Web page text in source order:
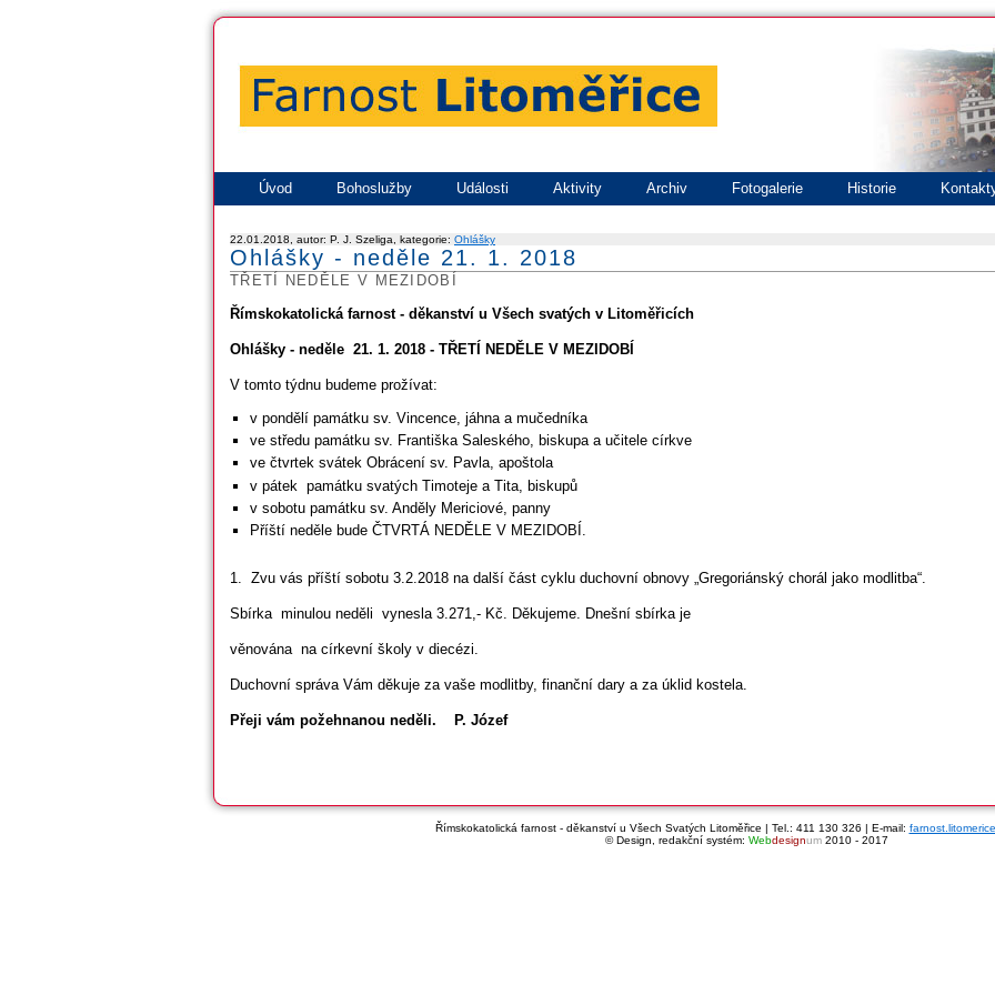
Úvod Bohoslužby Události Aktivity Archiv Fotogalerie Historie
22.01.2018, autor: P. J. Szeliga, kategorie: Ohlášky
Ohlášky - neděle 21. 1. 2018
TŘETÍ NEDĚLE V MEZIDOBÍ
Římskokatolická farnost - děkanství u Všech svatých v Litoměřicích
Ohlášky - neděle 21. 1. 2018 - TŘETÍ NEDĚLE V MEZIDOBÍ
V tomto týdnu budeme prožívat:
v pondělí památku sv. Vincence, jáhna a mučedníka
ve středu památku sv. Františka Saleského, biskupa a učitele církve
ve čtvrtek svátek Obrácení sv. Pavla, apoštola
v pátek památku svatých Timoteje a Tita, biskupů
v sobotu památku sv. Anděly Mericiové, panny
Příští neděle bude ČTVRTÁ NEDĚLE V MEZIDOBÍ.
1. Zvu vás příští sobotu 3.2.2018 na další část cyklu duchovní obnovy „Gregoriánský chorál jako modlitba“.
Sbírka minulou neděli vynesla 3.271,- Kč. Děkujeme. Dnešní sbírka je
věnována na církevní školy v diecézi.
Duchovní správa Vám děkuje za vaše modlitby, finanční dary a za úklid kostela.
Přeji vám požehnanou neděli. P. Józef
Římskokatolická farnost - děkanství u Všech Svatých Litoměřice | Tel.: 411 130 326 | E-mail:
© Design, redakční systém: Webdesignum2010 - 2017